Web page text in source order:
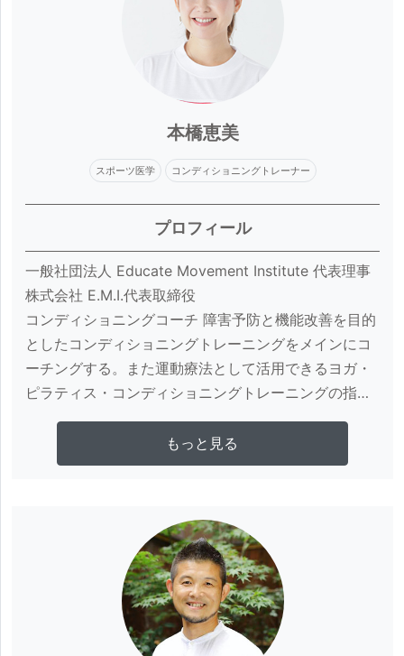
本橋恵美
スポーツ医学 コンディショニングトレーナー
プロフィール
一般社団法人 Educate Movement Institute 代表理事
株式会社 E.M.I.代表取締役
コンディショニングコーチ 障害予防と機能改善を目的
としたコンディショニングトレーニングをメインにコ
ーチングする。また運動療法として活用できるヨガ・
ピラティス・コンディショニングトレーニングの指導
レーナーの育成事業を展開している。Online
Academy「E.M.I. Medical Conditioning」では整形外
2019トレーナー オブ ザ イヤー最優秀賞受賞 略歴
・National Academy of Sports Medicine
Performance Enhancement Specialist
・Functional Movement Screenインストラクター
さらに詳しく見る
もっと見る